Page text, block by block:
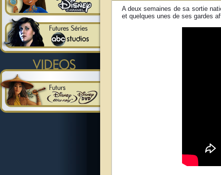
A deux semaines de sa sortie
et quelques unes de ses gardes